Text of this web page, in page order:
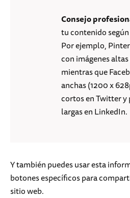
Consejo
tu contenido
Por ejemplo,
con imágenes
mientras que
anchas (1200 x
cortos en Twitter
largas en LinkedIn.
Y también puedes usar esta
botones específicos para
sitio web.